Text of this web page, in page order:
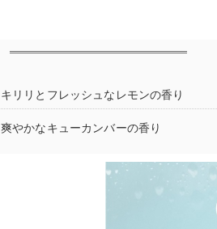
キリリとフレッシュなレモンの香り
爽やかなキューカンバーの香り